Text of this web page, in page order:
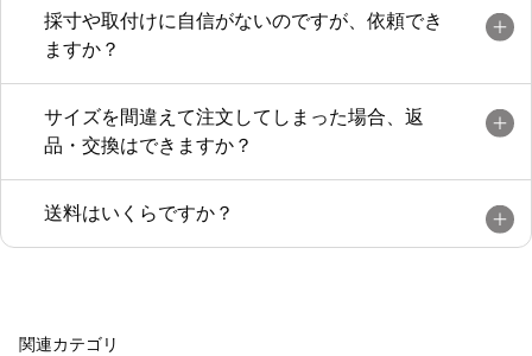
採寸や取付けに自信がないのですが、依頼でき
ますか？
サイズを間違えて注文してしまった場合、返
品・交換はできますか？
送料はいくらですか？
関連カテゴリ